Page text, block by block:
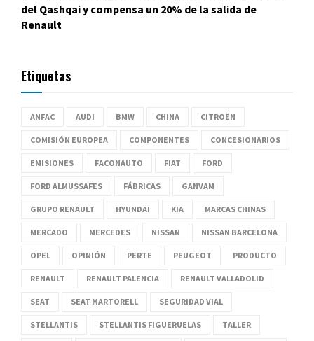
del Qashqai y compensa un 20% de la salida de
Renault
Etiquetas
ANFAC AUDI BMW CHINA CITROËN
COMISIÓN EUROPEA COMPONENTES CONCESIONARIOS
EMISIONES FACONAUTO FIAT FORD
FORD ALMUSSAFES FÁBRICAS GANVAM
GRUPO RENAULT HYUNDAI KIA MARCAS CHINAS
MERCADO MERCEDES NISSAN NISSAN BARCELONA
OPEL OPINIÓN PERTE PEUGEOT PRODUCTO
RENAULT RENAULT PALENCIA RENAULT VALLADOLID
SEAT SEAT MARTORELL SEGURIDAD VIAL
STELLANTIS STELLANTIS FIGUERUELAS TALLER